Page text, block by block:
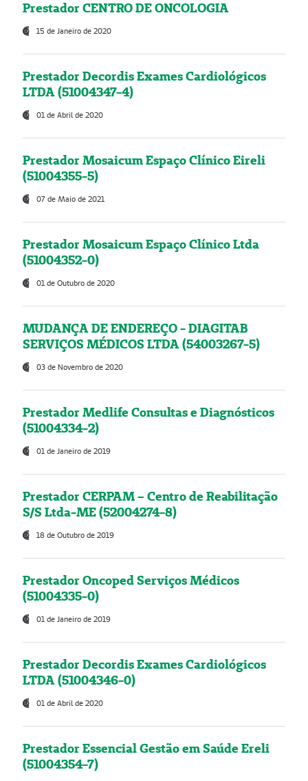
Prestador CENTRO DE ONCOLOGIA
15 de Janeiro de 2020
Prestador Decordis Exames Cardiológicos
LTDA (51004347-4)
01 de Abril de 2020
Prestador Mosaicum Espaço Clínico Eireli
(51004355-5)
07 de Maio de 2021
Prestador Mosaicum Espaço Clínico Ltda
(51004352-0)
01 de Outubro de 2020
MUDANÇA DE ENDEREÇO - DIAGITAB
SERVIÇOS MÉDICOS LTDA (54003267-5)
03 de Novembro de 2020
Prestador Medlife Consultas e Diagnósticos
(51004334-2)
01 de Janeiro de 2019
Prestador CERPAM – Centro de Reabilitação
S/S Ltda-ME (52004274-8)
18 de Outubro de 2019
Prestador Oncoped Serviços Médicos
(51004335-0)
01 de Janeiro de 2019
Prestador Decordis Exames Cardiológicos
LTDA (51004346-0)
01 de Abril de 2020
Prestador Essencial Gestão em Saúde Ereli
(51004354-7)